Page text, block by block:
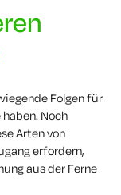
Folgen für
Noch
Arten von
erfordern,
aus der Ferne